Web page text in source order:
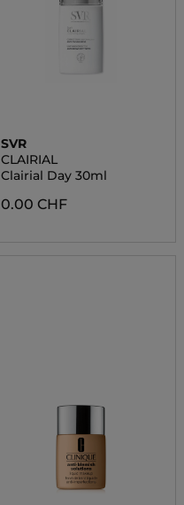
SVR
CLAIRIAL
Clairial Day 30ml
0.00 CHF